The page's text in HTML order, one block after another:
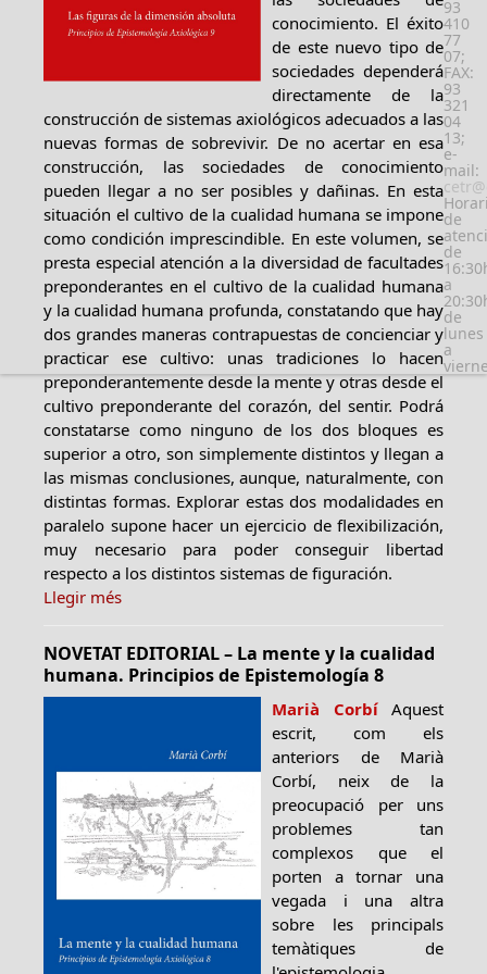
conocimiento. El éxito
de este nuevo tipo de
sociedades dependerá
directamente de la
construcción de sistemas axiológicos adecuados a las
nuevas formas de sobrevivir. De no acertar en esa
construcción, las sociedades de conocimiento
pueden llegar a no ser posibles y dañinas. En esta
situación el cultivo de la cualidad humana se impone
como condición imprescindible. En este volumen, se
presta especial atención a la diversidad de facultades
preponderantes en el cultivo de la cualidad humana
y la cualidad humana profunda, constatando que hay
dos grandes maneras contrapuestas de concienciar y
practicar ese cultivo: unas tradiciones lo hacen
preponderantemente desde la mente y otras desde el
cultivo preponderante del corazón, del sentir. Podrá
constatarse como ninguno de los dos bloques es
superior a otro, son simplemente distintos y llegan a
las mismas conclusiones, aunque, naturalmente, con
distintas formas. Explorar estas dos modalidades en
paralelo supone hacer un ejercicio de flexibilización,
muy necesario para poder conseguir libertad
respecto a los distintos sistemas de figuración.
Llegir més
NOVETAT EDITORIAL – La mente y la cualidad
humana. Principios de Epistemología 8
Marià CorbíAquest
escrit, com els
anteriors de Marià
Corbí, neix de la
preocupació per uns
problemes tan
complexos que el
porten a tornar una
vegada i una altra
sobre les principals
temàtiques de
93
410
77
07;
FAX:
93
321
04
13;
e-
mail:
de
de
a
de
lunes
a